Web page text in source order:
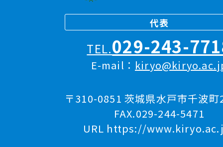
代表
TEL.029-243-
E-mail：
〒310-0851 茨城県水戸市千波
FAX.029-244-5471
URL https://